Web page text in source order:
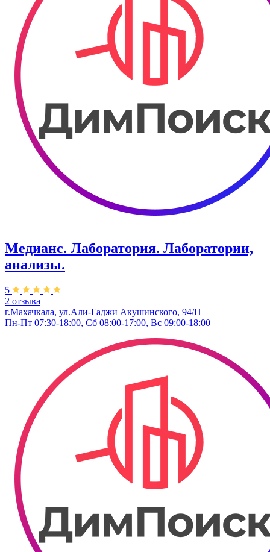
Медианс. Лаборатория. Лаборатории,
анализы.
5
2 отзыва
г.Махачкала, ул.Али-Гаджи Акушинского, 94/Н
Пн-Пт 07:30-18:00, Сб 08:00-17:00, Вс 09:00-18:00